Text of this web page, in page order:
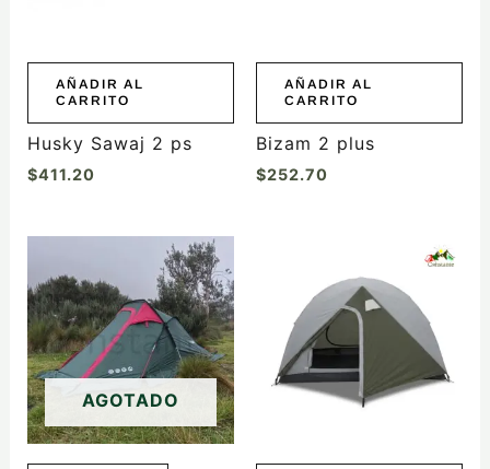
AÑADIR AL
CARRITO
Husky Sawaj 2 ps
$411.20
AÑADIR AL
CARRITO
Bizam 2 plus
$252.70
AGOTADO